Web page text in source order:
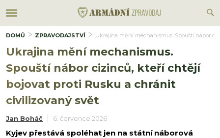
DOMŮ ZPRAVODAJSTVÍ Ukrajina mění mechanismus. Spouští nábor
Ukrajina mění mechanismus.
Spouští nábor cizinců, kteří chtějí
bojovat proti Rusku a chránit
civilizovaný svět
Jan Boháč 6. července 2026
Kyjev přestává spoléhat jen na státní náborová